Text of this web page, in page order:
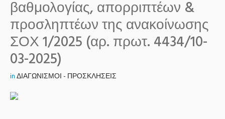
βαθμολογίας, απορριπτέων &
προσληπτέων της ανακοίνωσης
ΣΟΧ 1/2025 (αρ. πρωτ. 4434/10-
03-2025)
inΔΙΑΓΩΝΙΣΜΟΙ - ΠΡΟΣΚΛΗΣΕΙΣ